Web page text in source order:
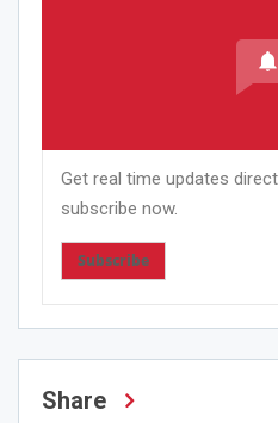
Get real time updates
subscribe now.
Subscribe
Share